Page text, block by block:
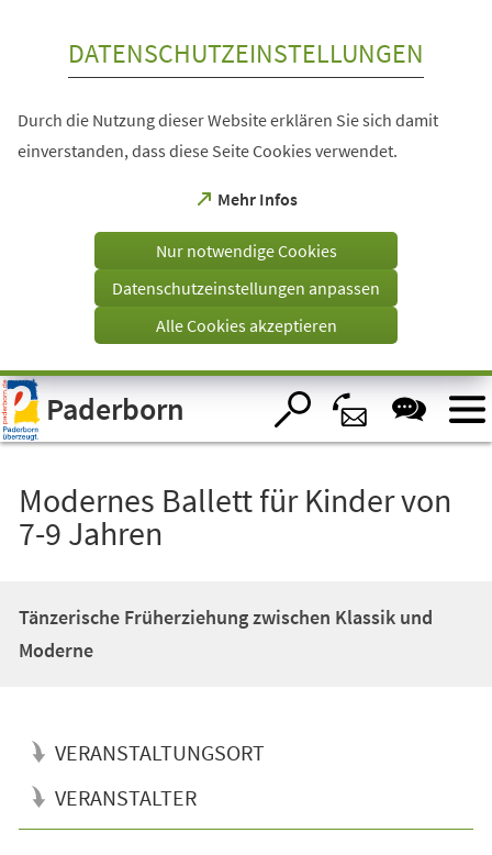
Visuelle
Assistenzsoftware
öffnen.
DATENSCHUTZEINSTELLUNGEN
Durch die Nutzung dieser Website erklären Sie sich damit
einverstanden, dass diese Seite Cookies verwendet.
Mehr Infos
(Öffnet
einem
Tab)
Nur notwendige Cookies
Datenschutzeinstellungen anpassen
Alle Cookies akzeptieren
Paderborn
Modernes Ballett für Kinder von
7-9 Jahren
Tänzerische Früherziehung zwischen Klassik und
Moderne
VERANSTALTUNGSORT
VERANSTALTER